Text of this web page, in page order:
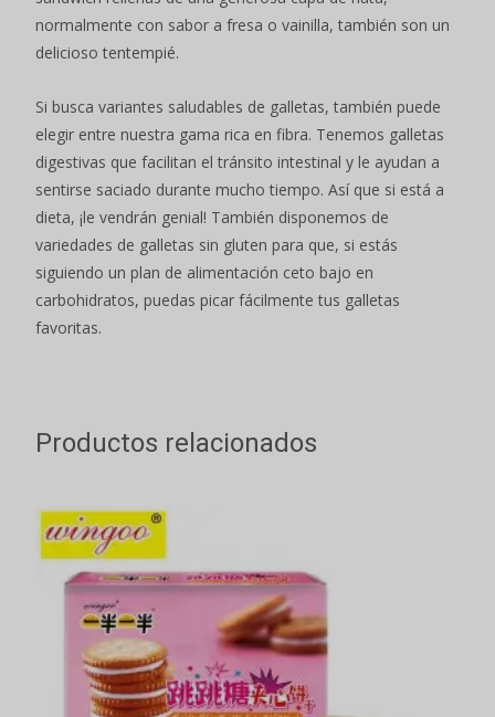
normalmente con sabor a fresa o vainilla, también son un
delicioso tentempié.
Si busca variantes saludables de galletas, también puede
elegir entre nuestra gama rica en fibra. Tenemos galletas
digestivas que facilitan el tránsito intestinal y le ayudan a
sentirse saciado durante mucho tiempo. Así que si está a
dieta, ¡le vendrán genial! También disponemos de
variedades de galletas sin gluten para que, si estás
siguiendo un plan de alimentación ceto bajo en
carbohidratos, puedas picar fácilmente tus galletas
favoritas.
Productos relacionados